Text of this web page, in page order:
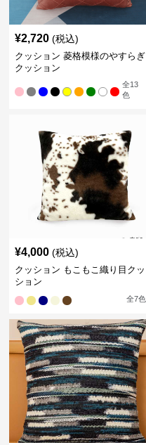
¥2,720 (税込)
クッション 菱格模様のやすらぎ
クッション
全13
色
¥4,000 (税込)
クッション もこもこ織り目クッ
ション
全7色